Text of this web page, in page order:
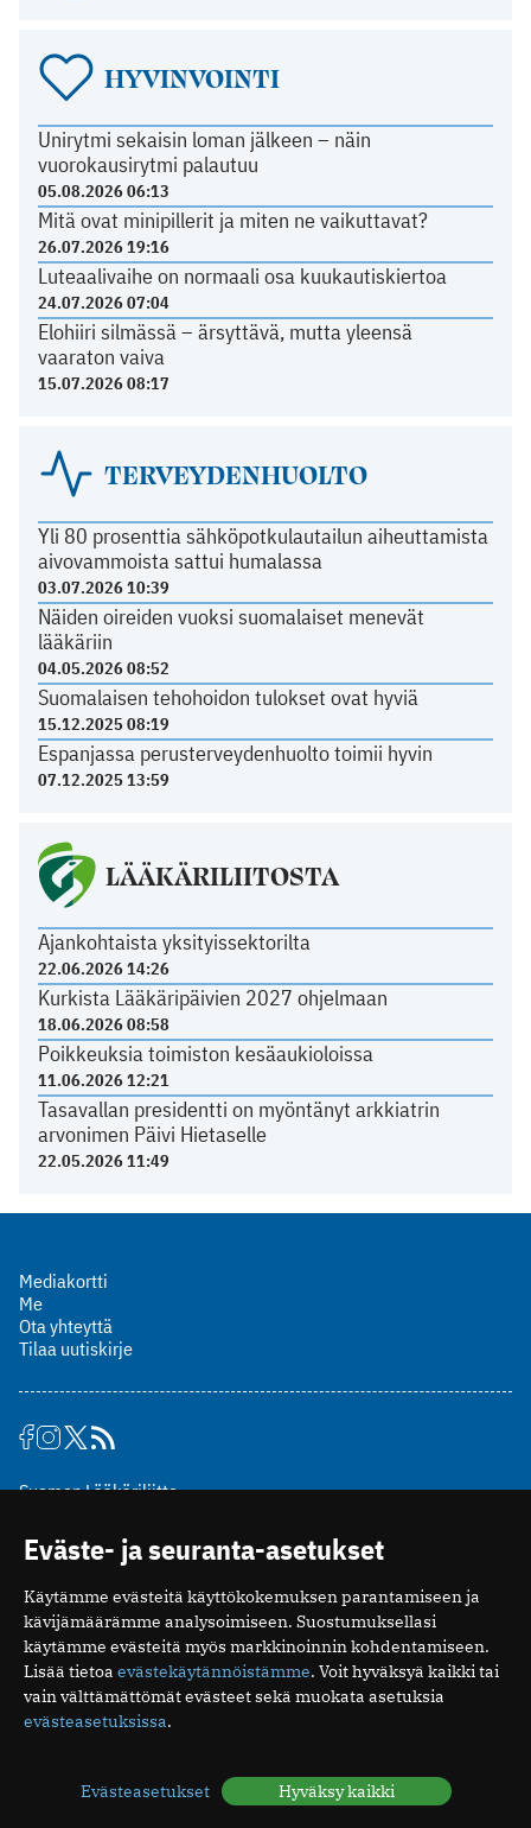
HYVINVOINTI
Unirytmi sekaisin loman jälkeen – näin
vuorokausirytmi palautuu
05.08.2026 06:13
Mitä ovat minipillerit ja miten ne vaikuttavat?
26.07.2026 19:16
Luteaalivaihe on normaali osa kuukautiskiertoa
24.07.2026 07:04
Elohiiri silmässä – ärsyttävä, mutta yleensä
vaaraton vaiva
15.07.2026 08:17
TERVEYDENHUOLTO
Yli 80 prosenttia sähköpotkulautailun aiheuttamista
aivovammoista sattui humalassa
03.07.2026 10:39
Näiden oireiden vuoksi suomalaiset menevät
lääkäriin
04.05.2026 08:52
Suomalaisen tehohoidon tulokset ovat hyviä
15.12.2025 08:19
Espanjassa perusterveydenhuolto toimii hyvin
07.12.2025 13:59
LÄÄKÄRILIITOSTA
Ajankohtaista yksityissektorilta
22.06.2026 14:26
Kurkista Lääkäripäivien 2027 ohjelmaan
18.06.2026 08:58
Poikkeuksia toimiston kesäaukioloissa
11.06.2026 12:21
Tasavallan presidentti on myöntänyt arkkiatrin
arvonimen Päivi Hietaselle
22.05.2026 11:49
Mediakortti
Me
Ota yhteyttä
Tilaa uutiskirje
Suomen Lääkäriliitto
00510 Helsinki
puh. (09) 393 091
toimitus@potilaanlaakarilehti.fi
ISSN 2323-9476
Eväste- ja seuranta-asetukset
Käytämme evästeitä käyttökokemuksen parantamiseen ja
kävijämäärämme analysoimiseen. Suostumuksellasi
käytämme evästeitä myös markkinoinnin kohdentamiseen.
Lisää tietoa evästekäytännöistämme. Voit hyväksyä kaikki tai
vain välttämättömät evästeet sekä muokata asetuksia
evästeasetuksissa.
Evästeasetukset Hyväksy kaikki